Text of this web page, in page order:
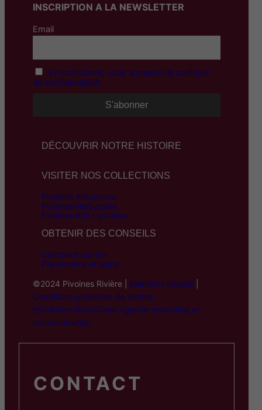
INSCRIPTION A LA NEWSLETTER
Email
En continuant, vous acceptez la politique
de confidentialité
DÉCOUVRIR NOTRE HISTOIRE
VISITER NOS COLLECTIONS
Pivoines Arbustives
Pivoines Herbacées
Pivoines Itoh Hybrides
OBTENIR DES CONSEILS
Comment planter
Préventions et soins
©2024 Pivoines Rivière | Mentions légales
Conditions générales de ventes
Création BeYouCrea Agence marketing et
communication
CONTACT